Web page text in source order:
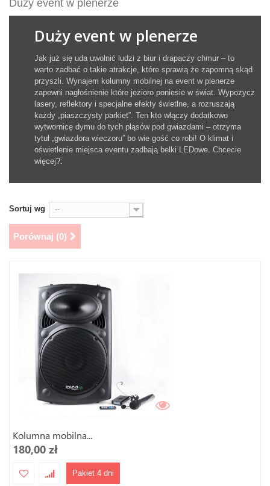
Duży event w plenerze
Duży event w plenerze
Jak już się uda uwolnić ludzi z biur i drapaczy chmur – to
warto zadbać o takie atrakcje, które sprawią że zapomną skąd
przyszli. Wynajem kolumny mobilnej na event w plenerze
zapewni nagłośnienie które jezioro poniesie w świat. Wypożycz
lasery, reflektory i specjalne efekty świetlne, a rozruszają
każdy „piaszczysty parkiet”. Ten kto włączy dodatkowo
wytwornicę dymu do tych pląsów pod gwiazdami – otrzyma
tytuł „gwiazdora wieczoru” bo wie gość co robi! O klimat i
oświetlenie miejsca eventu zadbają belki LEDowe. Chcecie
więcej?:
Sortuj wg --
Porównaj (0)
Kolumna mobilna...
180,00 zł
Pakiet 4 dni